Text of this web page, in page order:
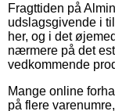
Fragttiden på
udslagsgivende i
her, og i det
nærmere på det
vedkommende
Mange online
på flere